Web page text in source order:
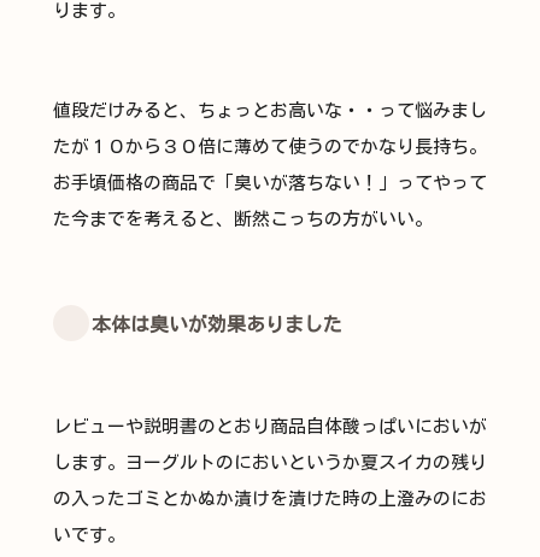
ります。
値段だけみると、ちょっとお高いな・・って悩みまし
たが１０から３０倍に薄めて使うのでかなり長持ち。
お手頃価格の商品で「臭いが落ちない！」ってやって
た今までを考えると、断然こっちの方がいい。
本体は臭いが効果ありました
レビューや説明書のとおり商品自体酸っぱいにおいが
します。ヨーグルトのにおいというか夏スイカの残り
の入ったゴミとかぬか漬けを漬けた時の上澄みのにお
いです。